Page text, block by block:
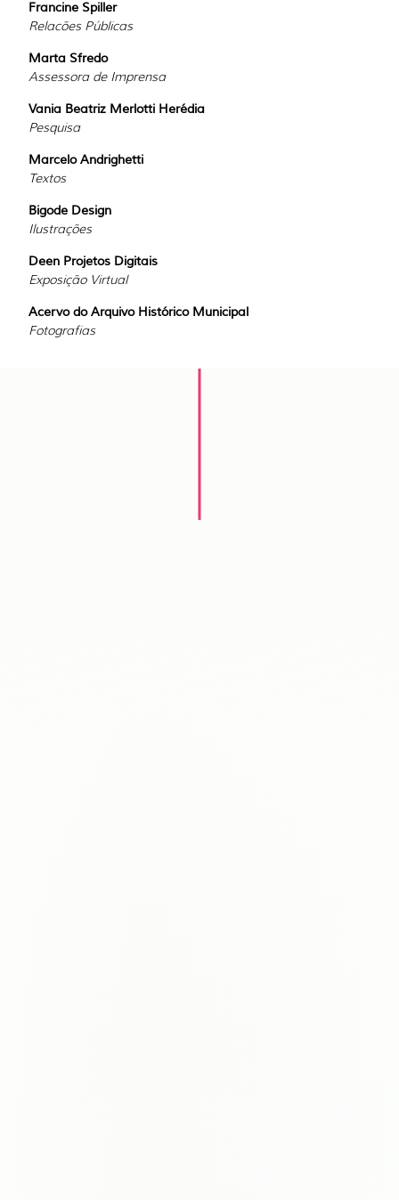
Francine Spiller
Relacões Públicas
Marta Sfredo
Assessora de Imprensa
Vania Beatriz Merlotti Herédia
Pesquisa
Marcelo Andrighetti
Textos
Bigode Design
Ilustrações
Deen Projetos Digitais
Exposição Virtual
Acervo do Arquivo Histórico Municipal
Fotografias